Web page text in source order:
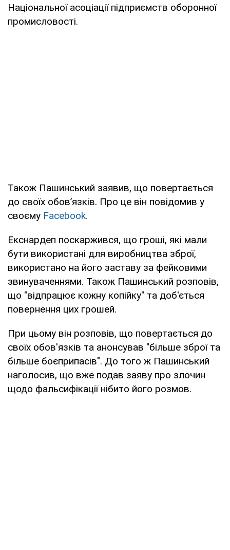
Національної асоціації підприємств оборонної
промисловості.
Також Пашинський заявив, що повертається
до своїх обов’язків. Про це він повідомив у
своєму Facebook.
Екснардеп поскаржився, що гроші, які мали
бути використані для виробництва зброї,
використано на його заставу за фейковими
звинуваченнями. Також Пашинський розповів,
що "відпрацює кожну копійку" та доб'ється
повернення цих грошей.
При цьому він розповів, що повертається до
своїх обов'язків та анонсував "більше зброї та
більше боєприпасів". До того ж Пашинський
наголосив, що вже подав заяву про злочин
щодо фальсифікації нібито його розмов.